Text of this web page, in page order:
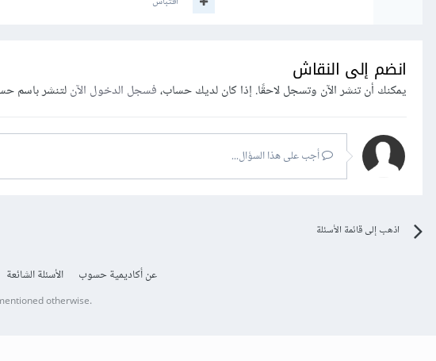
انضم إلى النقاش
يمكنك أن تنشر الآن وتسجل لاحقًا. إذا كان لديك حساب،فسجل الدخول الآنلتنشر باسم
أجب على هذا السؤال...
اذهب إلى قائمة الأسئلة
عن أكاديمية حسوب الأسئلة الشائعة
otherwise.